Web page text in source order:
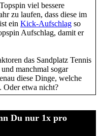
viel bessere
zu laufen, dass diese im
ein Kick-Aufschlag so
Aufschlag, damit er
das Sandplatz Tennis
und manchmal sogar
diese Dinge, welche
Oder etwa nicht?
Du nur 1x pro